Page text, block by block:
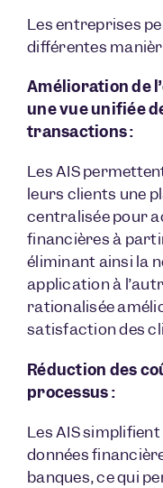
Les entreprises
différentes
Amélioration de
une vue unifiée
transactions :
Les AIS
leurs clients une
centralisée pour
financières à
éliminant ainsi la
application à
rationalisée
satisfaction des
Réduction des
processus :
Les AIS
données
banques, ce qui